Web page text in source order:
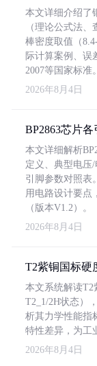
本文详细介绍了
（理论公式法
棒密度取值（
际计算案例、误
2007等国家标准。
2026年8月4日
BP2863芯片
本文详细解析
定义、典型电压
引脚参数对照表
用电路设计要点
（版本V1.2）。
2026年8月4日
T2紫铜国标硬
本文系统解读T2
T2_1/2H状态）
析其力学性能指
特性差异，为工
2026年8月4日